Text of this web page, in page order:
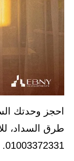
احجز وحدتك
طرق السداد،
01003372331.